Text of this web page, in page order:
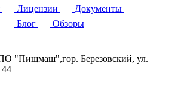
Лицензии
Документы
Блог Обзоры
"Пищмаш",гор. Березовский, ул.
44